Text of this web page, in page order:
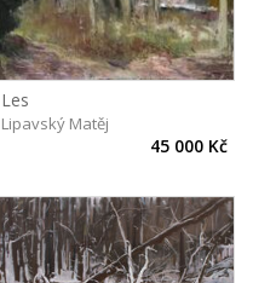
Les
Lipavský Matěj
45 000 Kč